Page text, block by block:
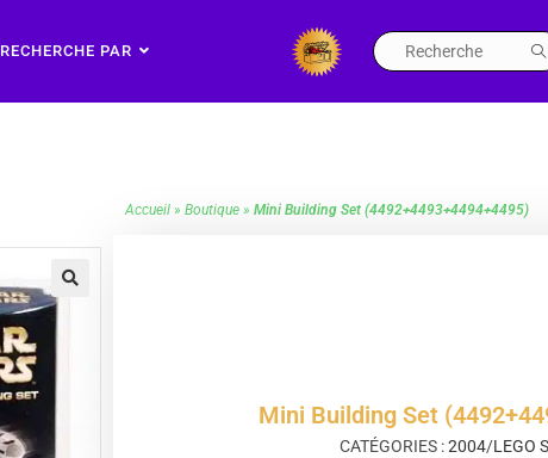
RECHERCHE PAR
Accueil » Boutique » Mini Building Set (4492+4493+4494+4495)
Mini Building Set
CATÉGORIES :2004/LEGO